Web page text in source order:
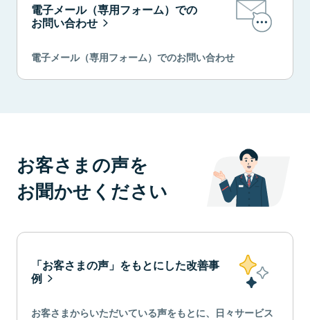
電子メール（専用フォーム）での
お問い合わせ
電子メール（専用フォーム）でのお問い合わせ
お客さまの声を
お聞かせください
「お客さまの声」をもとにした改善事
例
お客さまからいただいている声をもとに、日々サービス